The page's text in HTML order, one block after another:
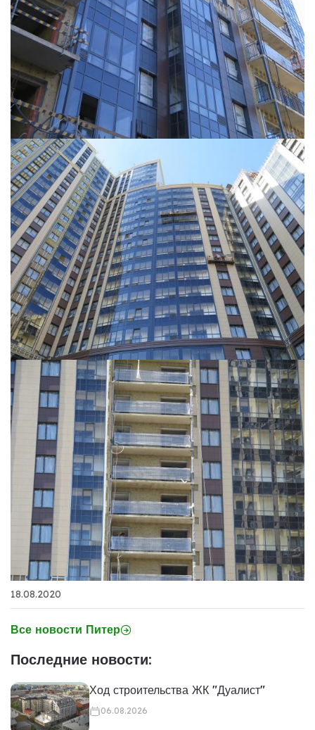
18.08.2020
Все новости Питер
Последние новости:
Ход строительства ЖК "Дуалист"
06.08.2026